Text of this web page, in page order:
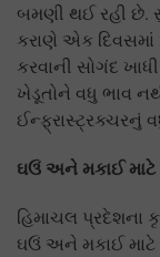
બમણી થઈ રહી છે.
કરાણે એક
કરવાની સોગંદ
ખેડૂતોને વધુ ભાવ
ઈન્ફ્રાસ્ટ્રક્ચરનું
ઘઉં અને મકાઈ માટે
હિમાચલ પ્રદેશના
ઘઉં અને મકાઈ માટે